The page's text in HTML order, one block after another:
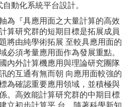
動化系統平台設計。
為『具應用面之大量計算的高效
算研究群的短期目標是拓展成員
將由純學術拓展 至較具應用面的
必須考量應用面作為發展重點。
內外計算機應用與理論研究團隊
的互通有無而朝 向應用面較強的
為確認重要應用領域，並積極與
。高效能計算研究群的中期目標